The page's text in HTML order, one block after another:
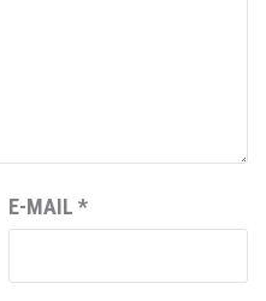
E-MAIL *